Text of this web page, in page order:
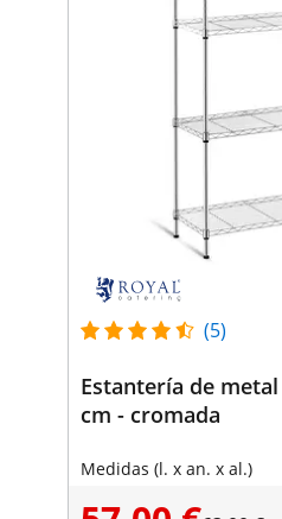
(5)
Estantería de metal
cm - cromada
Medidas (l. x an. x al.)